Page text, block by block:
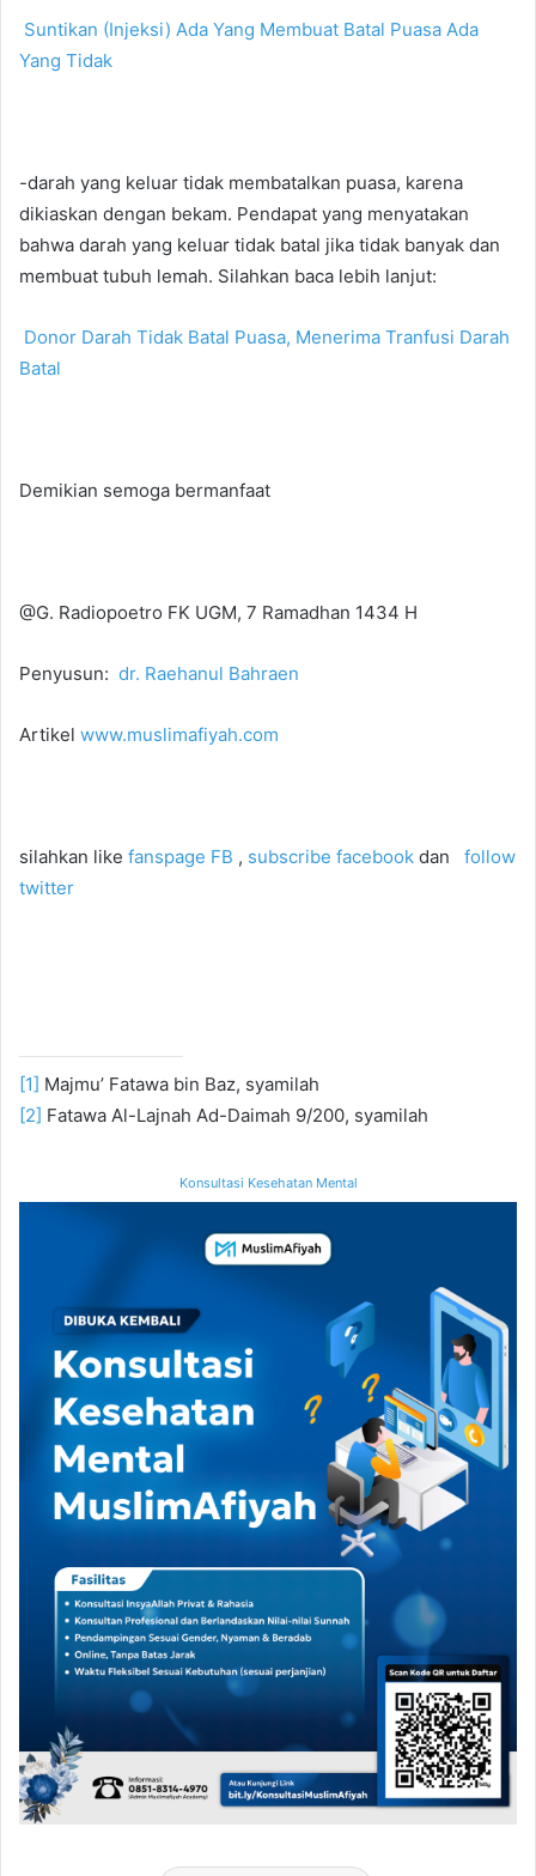
Suntikan (Injeksi) Ada Yang Membuat Batal Puasa Ada
Yang Tidak
-darah yang keluar tidak membatalkan puasa, karena
dikiaskan dengan bekam. Pendapat yang menyatakan
bahwa darah yang keluar tidak batal jika tidak banyak dan
membuat tubuh lemah. Silahkan baca lebih lanjut:
Donor Darah Tidak Batal Puasa, Menerima Tranfusi Darah
Batal
Demikian semoga bermanfaat
@G. Radiopoetro FK UGM, 7 Ramadhan 1434 H
Penyusun: dr. Raehanul Bahraen
Artikel www.muslimafiyah.com
silahkan like fanspage FB , subscribe facebook dan
follow
twitter
[1] Majmu’ Fatawa bin Baz, syamilah
[2] Fatawa Al-Lajnah Ad-Daimah 9/200, syamilah
Konsultasi Kesehatan Mental